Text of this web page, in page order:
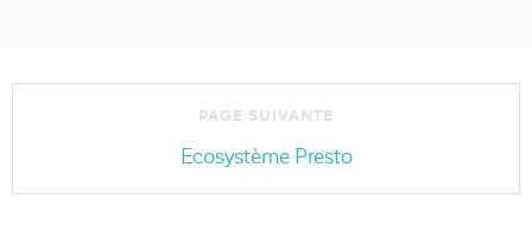
Ecosystème Presto